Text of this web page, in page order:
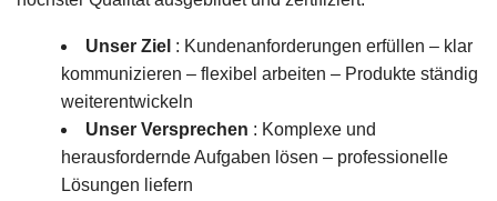
Unser Ziel : Kundenanforderungen erfüllen – klar
kommunizieren – flexibel arbeiten – Produkte ständig
weiterentwickeln
Unser Versprechen : Komplexe und
herausfordernde Aufgaben lösen – professionelle
Lösungen liefern